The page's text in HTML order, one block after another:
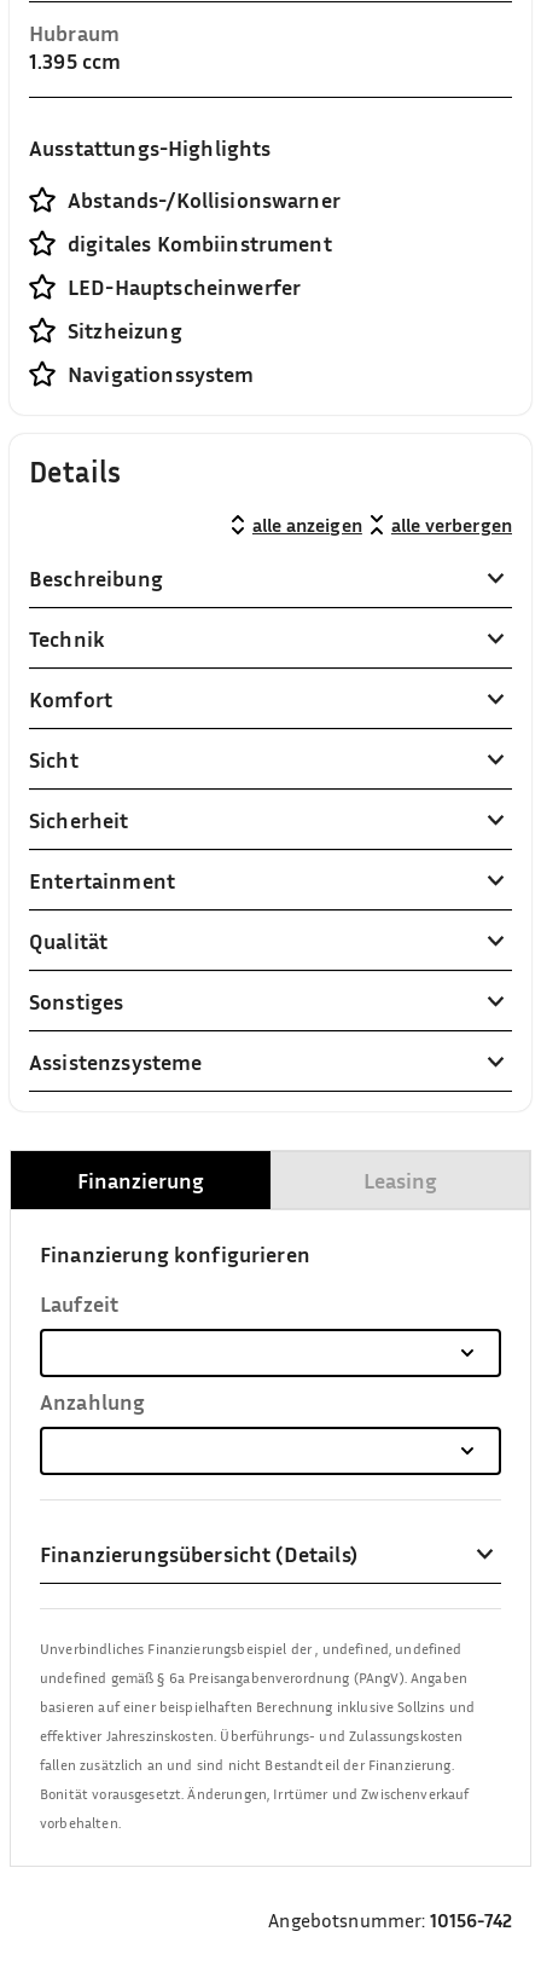
Hubraum
1.395 ccm
Ausstattungs-Highlights
Abstands-/Kollisionswarner
digitales Kombiinstrument
LED-Hauptscheinwerfer
Sitzheizung
Navigationssystem
Details
alle anzeigen alle verbergen
Beschreibung
Technik
Komfort
Sicht
Sicherheit
Entertainment
Qualität
Sonstiges
Assistenzsysteme
Finanzierung Leasing
Finanzierung konfigurieren
Laufzeit
Anzahlung
Finanzierungsübersicht (Details)
Unverbindliches Finanzierungsbeispiel der, undefined, undefined
undefined gemäß § 6a Preisangabenverordnung (PAngV). Angaben
basieren auf einer beispielhaften Berechnung inklusive Sollzins und
effektiver Jahreszinskosten. Überführungs- und Zulassungskosten
fallen zusätzlich an und sind nicht Bestandteil der Finanzierung.
Bonität vorausgesetzt. Änderungen, Irrtümer und Zwischenverkauf
vorbehalten.
Angebotsnummer: 10156-742